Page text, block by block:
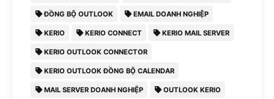
ĐỒNG BỘ OUTLOOK EMAIL DOANH NGHIỆP
KERIO KERIO CONNECT KERIO MAIL SERVER
KERIO OUTLOOK CONNECTOR
KERIO OUTLOOK ĐỒNG BỘ CALENDAR
MAIL SERVER DOANH NGHIỆP OUTLOOK KERIO